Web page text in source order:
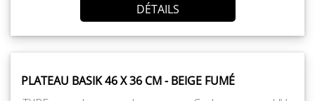
DÉTAILS
PLATEAU BASIK 46 X 36 CM - BEIGE FUMÉ